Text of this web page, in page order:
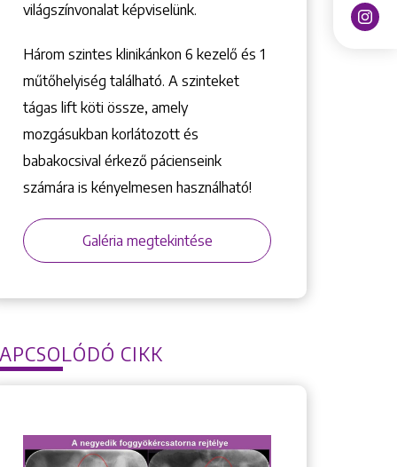
világszínvonalat képviselünk.
Három szintes klinikánkon 6 kezelő ­és 1
műtőhelyiség található. A szinteket
tágas lift köti össze, amely
mozgásukban korlátozott és
babakocsival érkező pácienseink
számára is kényelmesen használható!
Galéria megtekintése
CIKK